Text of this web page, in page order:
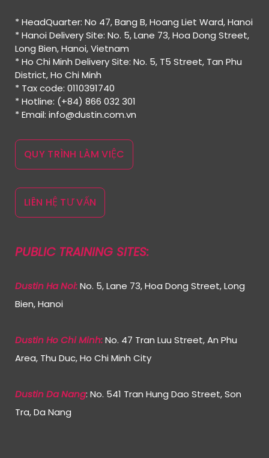
* HeadQuarter: No 47, Bang B, Hoang Liet Ward, Hanoi
* Hanoi Delivery Site: No. 5, Lane 73, Hoa Dong Street,
Long Bien, Hanoi, Vietnam
* Ho Chi Minh Delivery Site: No. 5, T5 Street, Tan Phu
District, Ho Chi Minh
* Tax code: 0110391740
* Hotline: (+84) 866 032 301
* Email: info@dustin.com.vn
QUY TRÌNH LÀM VIỆC
LIÊN HỆ TƯ VẤN
PUBLIC TRAINING SITES:
Dustin Ha Noi:No. 5, Lane 73, Hoa Dong Street, Long
Bien, Hanoi
Dustin Ho Chi Minh:No. 47 Tran Luu Street, An Phu
Area, Thu Duc, Ho Chi Minh City
Dustin Da Nang: No. 541 Tran Hung Dao Street, Son
Tra, Da Nang